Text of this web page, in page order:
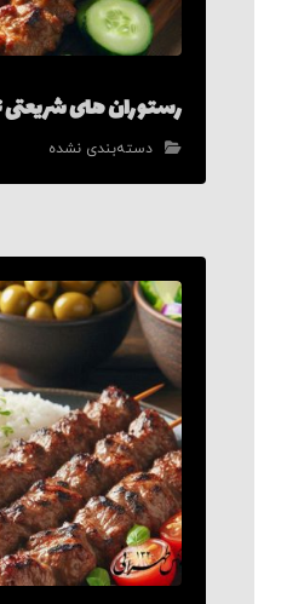
رستوران های شریعتی
دسته‌بندی نشده